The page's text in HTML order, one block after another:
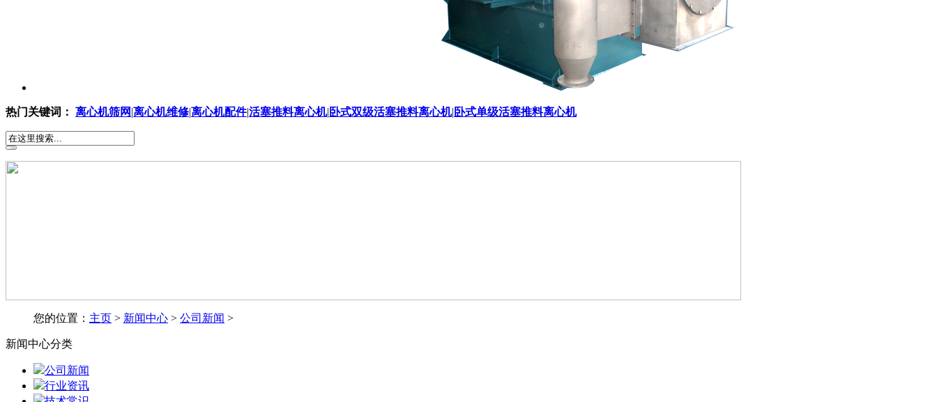
热门关键词： 离心机筛网|离心机维修|离心机配件|活塞推料离心机| 卧式双级活塞推料离心机| 卧式单级活塞推料离心机
您的位置： 主页 > 新闻中心 > 公司新闻 >
新闻中心分类
公司新闻
行业资讯